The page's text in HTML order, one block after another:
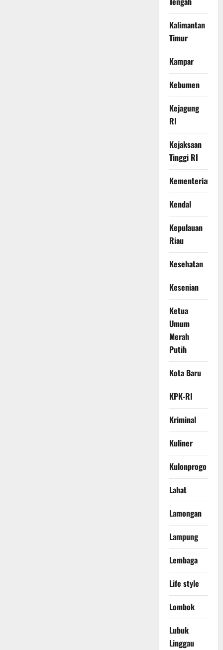
Kalimantan
Timur
Kampar
Kebumen
Kejagung
RI
Kejaksaan
Tinggi RI
Kementerian
Kendal
Kepulauan
Riau
Kesehatan
Kesenian
Ketua
Umum
Merah
Putih
Kota Baru
KPK-RI
Kriminal
Kuliner
Kulonprogo
Lahat
Lamongan
Lampung
Lembaga
Life style
Lombok
Lubuk
Linggau